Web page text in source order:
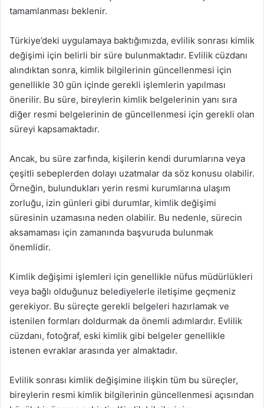
tamamlanması beklenir.
Türkiye’deki uygulamaya baktığımızda, evlilik sonrası kimlik
değişimi için belirli bir süre bulunmaktadır. Evlilik cüzdanı
alındıktan sonra, kimlik bilgilerinin güncellenmesi için
genellikle 30 gün içinde gerekli işlemlerin yapılması
önerilir. Bu süre, bireylerin kimlik belgelerinin yanı sıra
diğer resmi belgelerinin de güncellenmesi için gerekli olan
süreyi kapsamaktadır.
Ancak, bu süre zarfında, kişilerin kendi durumlarına veya
çeşitli sebeplerden dolayı uzatmalar da söz konusu olabilir.
Örneğin, bulundukları yerin resmi kurumlarına ulaşım
zorluğu, izin günleri gibi durumlar, kimlik değişimi
süresinin uzamasına neden olabilir. Bu nedenle, sürecin
aksamaması için zamanında başvuruda bulunmak
önemlidir.
Kimlik değişimi işlemleri için genellikle nüfus müdürlükleri
veya bağlı olduğunuz belediyelerle iletişime geçmeniz
gerekiyor. Bu süreçte gerekli belgeleri hazırlamak ve
istenilen formları doldurmak da önemli adımlardır. Evlilik
cüzdanı, fotoğraf, eski kimlik gibi belgeler genellikle
istenen evraklar arasında yer almaktadır.
Evlilik sonrası kimlik değişimine ilişkin tüm bu süreçler,
bireylerin resmi kimlik bilgilerinin güncellenmesi açısından